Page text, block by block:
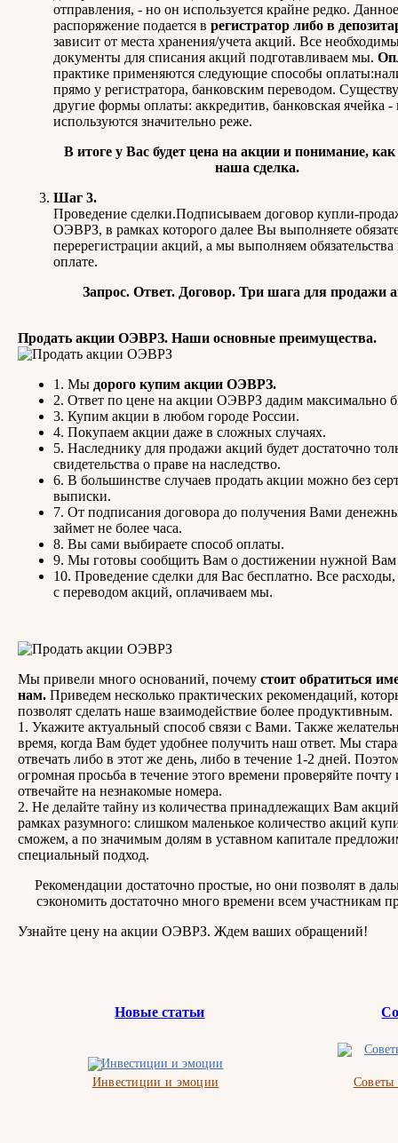
отправления, - но он используется крайне редко. Данное
распоряжение подается в регистратор либо в
зависит от места хранения/учета акций. Все
документы для списания акций подготавливаем мы.
практике применяются следующие способы
прямо у регистратора, банковским переводом.
другие формы оплаты: аккредитив, банковская ячейка
используются значительно реже.
В итоге у Вас будет цена на акции и понимание,
наша сделка.
Шаг 3.
Проведение сделки.Подписываем договор купли-
ОЭВРЗ, в рамках которого далее Вы выполняете
перерегистрации акций, а мы выполняем
оплате.
Запрос. Ответ. Договор. Три шага для продажи
Продать акции ОЭВРЗ. Наши основные преимущества.
1. Мы дорого купим акции ОЭВРЗ.
2. Ответ по цене на акции ОЭВРЗ дадим максимально
3. Купим акции в любом городе России.
4. Покупаем акции даже в сложных случаях.
5. Наследнику для продажи акций будет достаточно
свидетельства о праве на наследство.
6. В большинстве случаев продать акции можно без
выписки.
7. От подписания договора до получения Вами
займет не более часа.
8. Вы сами выбираете способ оплаты.
9. Мы готовы сообщить Вам о достижении нужной
10. Проведение сделки для Вас бесплатно. Все
с переводом акций, оплачиваем мы.
Мы привели много оснований, почему стоит обратиться
нам. Приведем несколько практических рекомендаций,
позволят сделать наше взаимодействие более продуктивным.
1. Укажите актуальный способ связи с Вами. Также
время, когда Вам будет удобнее получить наш ответ. Мы
отвечать либо в этот же день, либо в течение 1-2 дней.
огромная просьба в течение этого времени проверяйте почту
отвечайте на незнакомые номера.
2. Не делайте тайну из количества принадлежащих Вам
рамках разумного: слишком маленькое количество акций
сможем, а по значимым долям в уставном капитале
специальный подход.
Рекомендации достаточно простые, но они позволят в
сэкономить достаточно много времени всем участникам
Узнайте цену на акции ОЭВРЗ. Ждем ваших обращений!
Новые статьи
Инвестиции и эмоции Советы